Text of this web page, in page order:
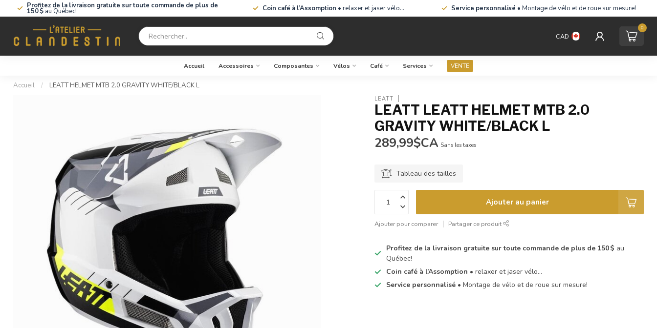
Profitez de la livraison gratuite sur toute commande de plus de
150 $ au Québec! Coin café à l’Assomption • relaxer et jaser vélo… Service personnalisé • Montage de vélo et de roue sur mesure!
CAD
0
Accueil Accessoires Composantes Vélos Café Services VENTE
Accueil / LEATT HELMET MTB 2.0 GRAVITY WHITE/BLACK L
LEATT
LEATT LEATT HELMET MTB 2.0
GRAVITY WHITE/BLACK L
289,99$CA Sans les taxes
Tableau des tailles
Ajouter au panier
Ajouter pour comparer Partager ce produit
Profitez de la livraison gratuite sur toute commande de plus de 150 $ au
Québec!
Coin café à l’Assomption • relaxer et jaser vélo…
Service personnalisé • Montage de vélo et de roue sur mesure!